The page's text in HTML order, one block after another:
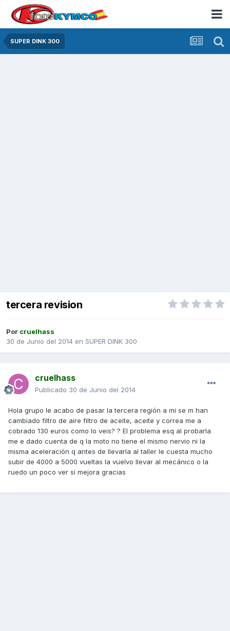
SUPER DINK 300
tercera revision
Por cruelhass
30 de Junio del 2014 en SUPER DINK 300
cruelhass
Publicado 30 de Junio del 2014
Hola grupo le acabo de pasar la tercera región a mi se m han
cambiado filtro de aire filtro de aceite, aceite y correa me a
cobrado 130 euros como lo veis? ? El problema esq al probarla
me e dado cuenta de q la moto no tiene el mismo nervio ni la
misma aceleración q antes de llevarla al taller le cuesta mucho
subir de 4000 a 5000 vueltas la vuelvo llevar al mecánico o la
ruedo un poco ver si mejora gracias